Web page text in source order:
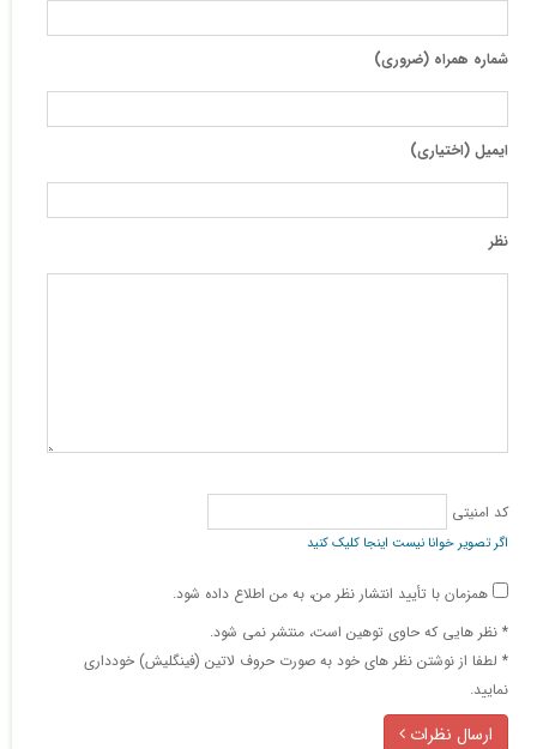
شماره همراه (ضروری)
ایمیل (اختیاری)
نظر
کد امنیتی
اگر تصویر خوانا نیست اینجا کلیک کنید
همزمان با تأیید انتشار نظر من، به من اطلاع داده شود.
* نظر هایی كه حاوی توهین است، منتشر نمی شود.
* لطفا از نوشتن نظر های خود به صورت حروف لاتین (فینگلیش) خودداری
نمایید.
ارسال نظرات